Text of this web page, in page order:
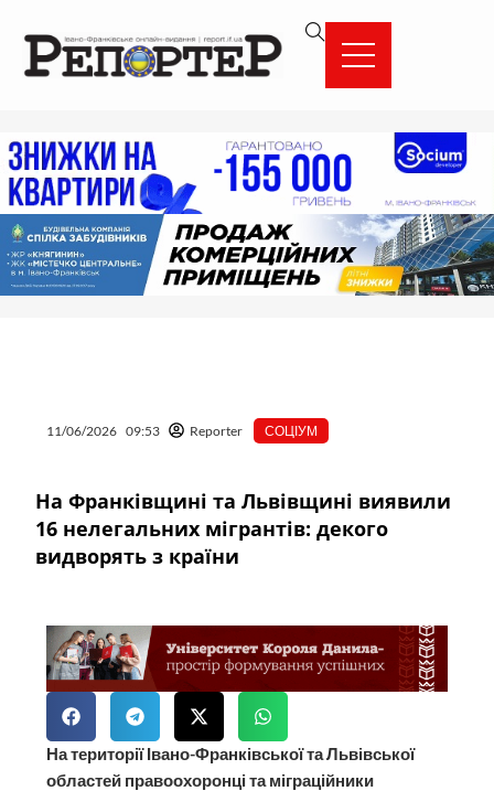
вмісту
11/06/2026 09:53 Reporter СОЦІУМ
На Франківщині та Львівщині виявили
16 нелегальних мігрантів: декого
видворять з країни
На території Івано-Франківської та Львівської
областей правоохоронці та міграційники